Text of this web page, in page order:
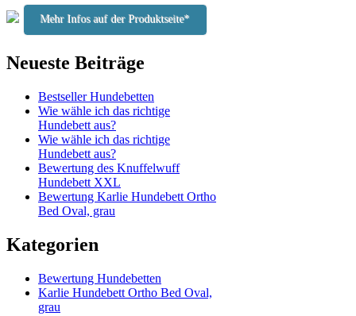
Mehr Infos auf der Produktseite*
Neueste Beiträge
Bestseller Hundebetten
Wie wähle ich das richtige
Hundebett aus?
Wie wähle ich das richtige
Hundebett aus?
Bewertung des Knuffelwuff
Hundebett XXL
Bewertung Karlie Hundebett Ortho
Bed Oval, grau
Kategorien
Bewertung Hundebetten
Karlie Hundebett Ortho Bed Oval,
grau